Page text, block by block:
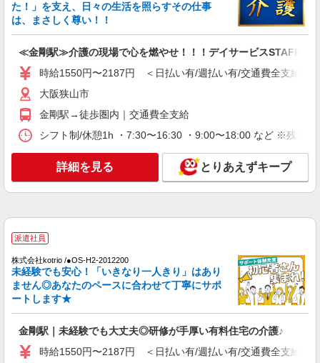
派遣社員
株式会社kotrio /●OS-H2-2099784
集。日払いOK！
時給1550円〜2187円 ＜日払い有/週払い有/交
キープ 詳細を見る
株式会社kotrio /●OS-H2-2009832
大阪狭山市
詳細を見る
派遣社員
株式会社kotrio /●OS-H2-2093984
＼健康的に働こう／利用者さんと一緒に体操や
た！」を支え、日々の生活を照らすその仕事
は、まさしく尊い！！
≪金剛駅≫介護の現場で心を燃やせ！！！デイサービスSTAFF
時給1550円〜2187円 ＜日払い有/週払い有/交通費全支給(ガ
大阪狭山市
金剛駅→徒歩圏内｜交通費全支給
シフト制/休憩1h ・7:30〜16:30 ・9:00〜18:00 など ※残業
詳細を見る とりあえずキープ
派遣社員
株式会社kotrio /●OS-H2-2012200
未経験でも安心！「いきなり一人きり」はあり
ません◎あなたのペースに合わせて丁寧にサポ
ートします★
金剛駅｜未経験でも大丈夫◎研修が手厚い有料住宅の介護♪
時給1550円〜2187円 ＜日払い有/週払い有/交通費全支給(ガ